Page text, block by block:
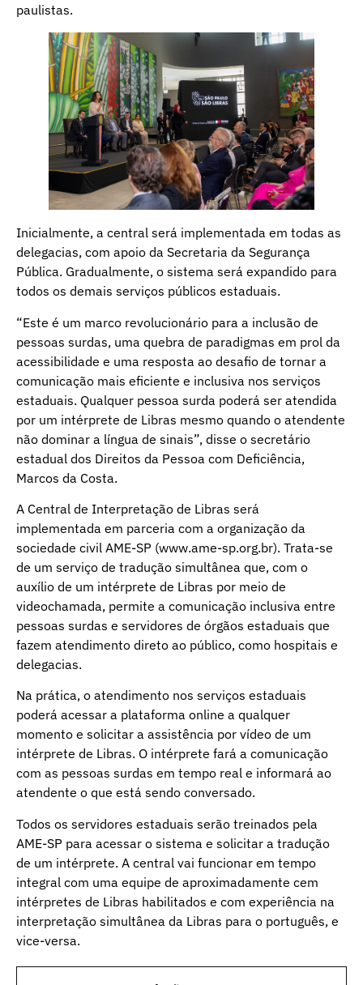
paulistas.
Inicialmente, a central será implementada em todas as
delegacias, com apoio da Secretaria da Segurança
Pública. Gradualmente, o sistema será expandido para
todos os demais serviços públicos estaduais.
“Este é um marco revolucionário para a inclusão de
pessoas surdas, uma quebra de paradigmas em prol da
acessibilidade e uma resposta ao desafio de tornar a
comunicação mais eficiente e inclusiva nos serviços
estaduais. Qualquer pessoa surda poderá ser atendida
por um intérprete de Libras mesmo quando o atendente
não dominar a língua de sinais”, disse o secretário
estadual dos Direitos da Pessoa com Deficiência,
Marcos da Costa.
A Central de Interpretação de Libras será
implementada em parceria com a organização da
sociedade civil AME-SP (www.ame-sp.org.br). Trata-se
de um serviço de tradução simultânea que, com o
auxílio de um intérprete de Libras por meio de
videochamada, permite a comunicação inclusiva entre
pessoas surdas e servidores de órgãos estaduais que
fazem atendimento direto ao público, como hospitais e
delegacias.
Na prática, o atendimento nos serviços estaduais
poderá acessar a plataforma online a qualquer
momento e solicitar a assistência por vídeo de um
intérprete de Libras. O intérprete fará a comunicação
com as pessoas surdas em tempo real e informará ao
atendente o que está sendo conversado.
Todos os servidores estaduais serão treinados pela
AME-SP para acessar o sistema e solicitar a tradução
de um intérprete. A central vai funcionar em tempo
integral com uma equipe de aproximadamente cem
intérpretes de Libras habilitados e com experiência na
interpretação simultânea da Libras para o português, e
vice-versa.